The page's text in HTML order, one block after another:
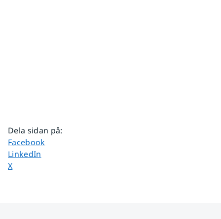
Dela sidan på:
Dela sidan på
Facebook
Dela sidan på
LinkedIn
Dela sidan på
X